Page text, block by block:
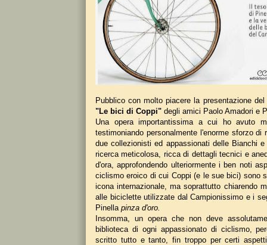
Pubblico con molto piacere la presentazione
"Le bici di Coppi" degli amici Paolo Amadori e
Una opera importantissima a cui ho avuto
testimoniando personalmente l'enorme sforzo di
due collezionisti ed appassionati delle Bianchi
ricerca meticolosa, ricca di dettagli tecnici e
d'ora, approfondendo ulteriormente i ben noti
ciclismo eroico di cui Coppi (e le sue bici) sono
icona internazionale, ma soprattutto chiarendo
alle biciclette utilizzate dal Campionissimo e i
Pinella pinza d'oro.
Insomma, un opera che non deve
biblioteca di ogni appassionato di ciclismo,
scritto tutto e tanto, fin troppo per certi